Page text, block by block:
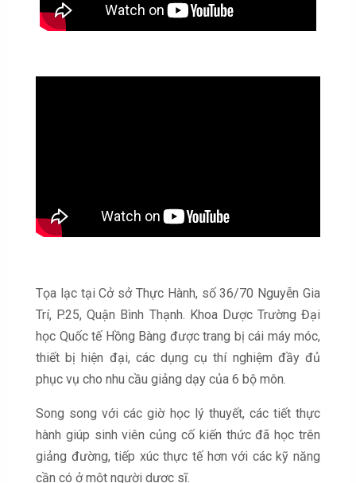
Tọa lạc tại Cở sở Thực Hành, số 36/70 Nguyễn Gia
Trí, P.25, Quận Bình Thạnh. Khoa Dược Trường Đại
học Quốc tế Hồng Bàng được trang bị cái máy móc,
thiết bị hiện đại, các dụng cụ thí nghiệm đầy đủ
phục vụ cho nhu cầu giảng dạy của 6 bộ môn.
Song song với các giờ học lý thuyết, các tiết thực
hành giúp sinh viên củng cố kiến thức đã học trên
giảng đường, tiếp xúc thực tế hơn với các kỹ năng
cần có ở một người dược sĩ.